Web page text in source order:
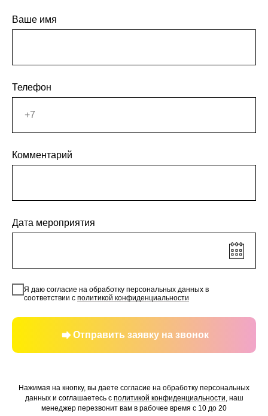
Ваше имя
Телефон
Комментарий
Дата мероприятия
Я даю согласие на обработку персональных данных в
соответствии с политикой конфиденциальности
Отправить заявку на звонок
Нажимая на кнопку, вы даете согласие на обработку персональных
данных и соглашаетесь c политикой конфиденциальности, наш
менеджер перезвонит вам в рабочее время с 10 до 20